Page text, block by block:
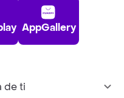
AppGallery
de ti